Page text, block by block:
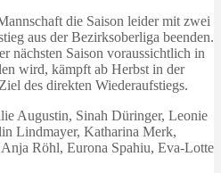
die Saison leider mit zwei
aus der Bezirksoberliga beenden.
nächsten Saison voraussichtlich in
wird, kämpft ab Herbst in der
des direkten Wiederaufstiegs.
Augustin, Sinah Düringer, Leonie
Lindmayer, Katharina Merk,
Röhl, Eurona Spahiu, Eva-Lotte